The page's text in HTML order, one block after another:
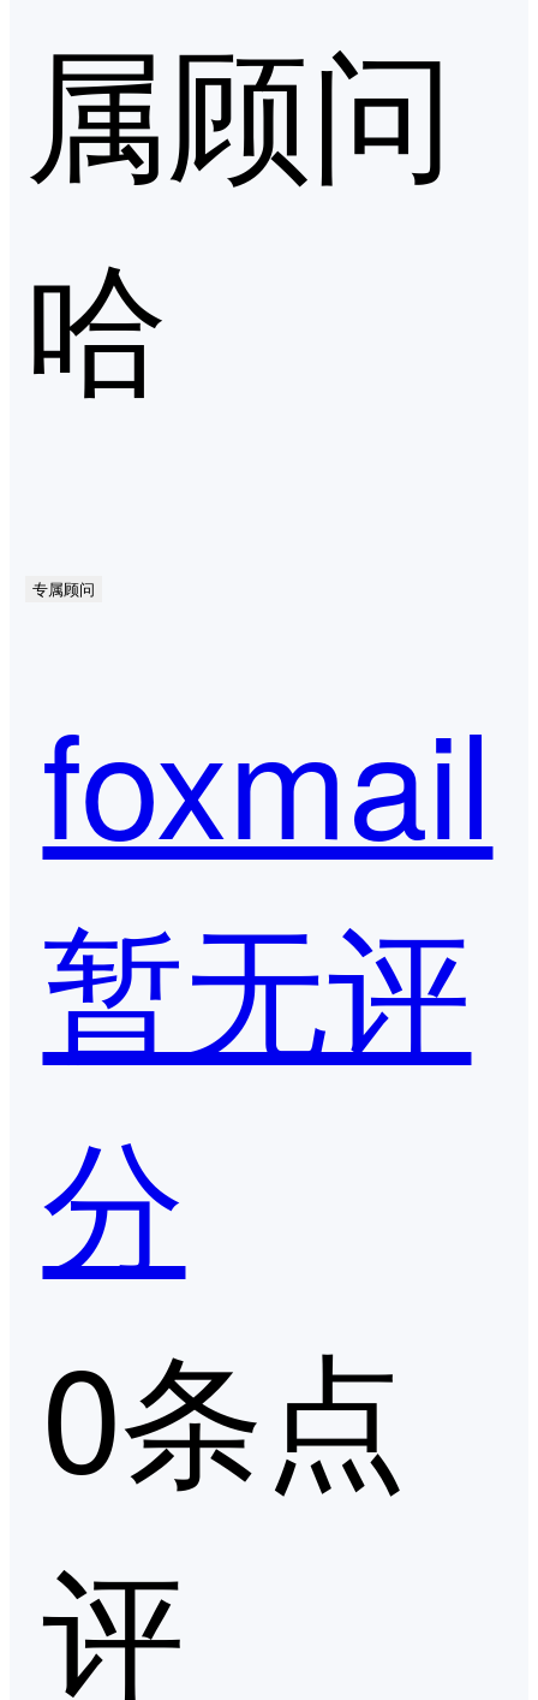
属顾问
哈
专属顾问
foxmail
暂无评
分
0条点
评